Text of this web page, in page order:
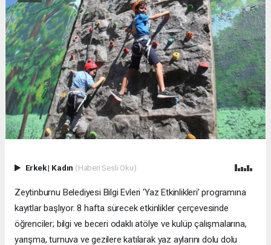
Erkek| Kadın (Haberi Sesli Oku)
Zeytinburnu Belediyesi Bilgi Evleri ‘Yaz Etkinlikleri’ programına
kayıtlar başlıyor. 8 hafta sürecek etkinlikler çerçevesinde
öğrenciler; bilgi ve beceri odaklı atölye ve kulüp çalışmalarına,
yarışma, turnuva ve gezilere katılarak yaz aylarını dolu dolu